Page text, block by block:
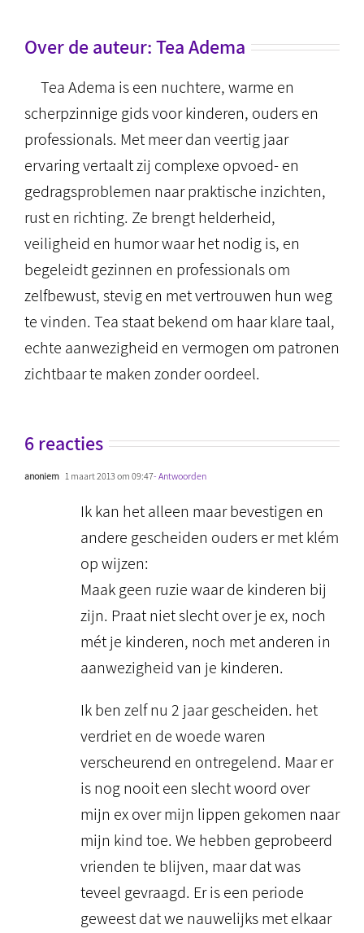
Over de auteur:Tea Adema
Tea Adema is een nuchtere, warme en
scherpzinnige gids voor kinderen, ouders en
professionals. Met meer dan veertig jaar
ervaring vertaalt zij complexe opvoed- en
gedragsproblemen naar praktische inzichten,
rust en richting. Ze brengt helderheid,
veiligheid en humor waar het nodig is, en
begeleidt gezinnen en professionals om
zelfbewust, stevig en met vertrouwen hun weg
te vinden. Tea staat bekend om haar klare taal,
echte aanwezigheid en vermogen om patronen
zichtbaar te maken zonder oordeel.
6 reacties
anoniem 1 maart 2013 om 09:47- Antwoorden
Ik kan het alleen maar bevestigen en
andere gescheiden ouders er met klém
op wijzen:
Maak geen ruzie waar de kinderen bij
zijn. Praat niet slecht over je ex, noch
mét je kinderen, noch met anderen in
aanwezigheid van je kinderen.
Ik ben zelf nu 2 jaar gescheiden. het
verdriet en de woede waren
verscheurend en ontregelend. Maar er
is nog nooit een slecht woord over
mijn ex over mijn lippen gekomen naar
mijn kind toe. We hebben geprobeerd
vrienden te blijven, maar dat was
teveel gevraagd. Er is een periode
geweest dat we nauwelijks met elkaar